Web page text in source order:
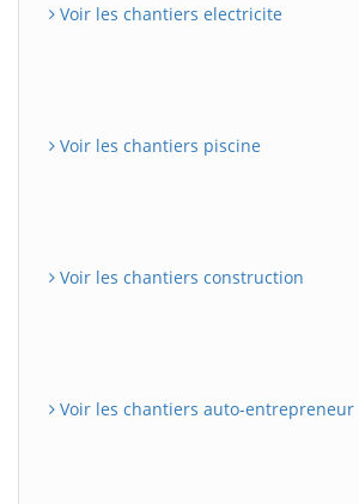
Voir les chantiers electricite
Voir les chantiers piscine
Voir les chantiers construction
Voir les chantiers auto-entrepreneur